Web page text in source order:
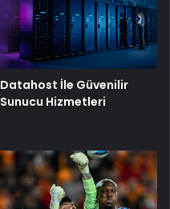
Datahost İle Güvenilir
Sunucu Hizmetleri